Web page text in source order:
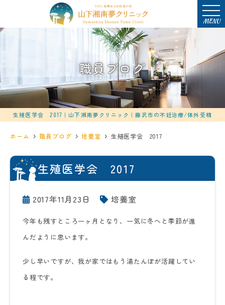
MENU
職員ブログ
生殖医学会 2017｜山下湘南夢クリニック｜藤沢市の不妊治療/体外受精
ホーム 職員ブログ 培養室 生殖医学会 2017
生殖医学会 2017
2017年11月23日 培養室
今年も残すところ一ヶ月となり、一気に冬へと季節が進
んだように思います。
少し早いですが、我が家ではもう湯たんぽが活躍してい
る程です。